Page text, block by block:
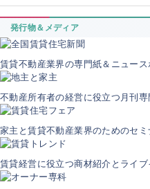
発行物＆メディア
賃貸不動産業界の専門紙＆ニュース
不動産所有者の経営に役立つ月刊専
家主と賃貸不動産業界のためのセ
賃貸経営に役立つ商材紹介とライ